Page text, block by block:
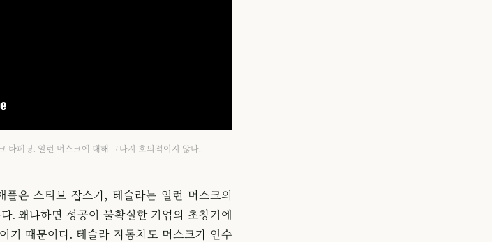
타페닝. 일런 머스크에 대해 그다지 호의적이지 않다.
은 스티브 잡스가, 테슬라는 일런 머스크의
. 왜냐하면 성공이 불확실한 기업의 초창기에
기 때문이다. 테슬라 자동차도 머스크가 인수